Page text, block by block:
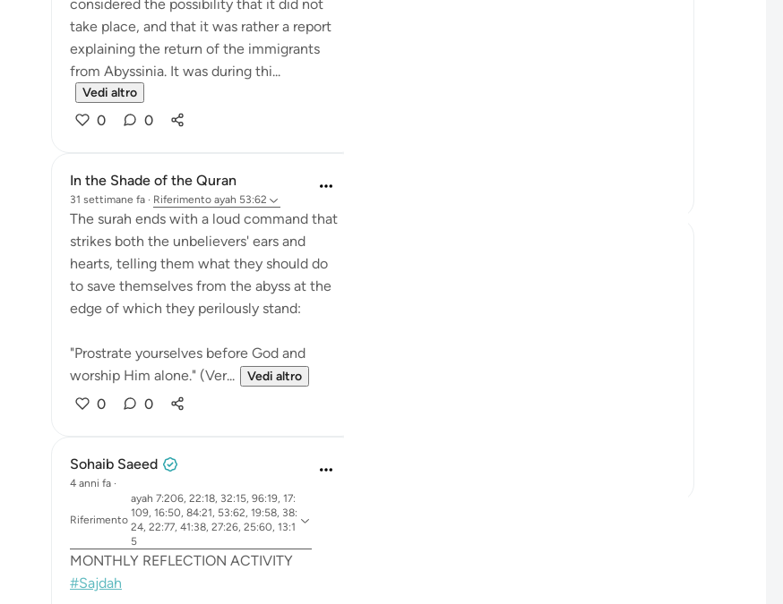
considered the possibility that it did not
take place, and that it was rather a report
explaining the return of the immigrants
from Abyssinia. It was during thi...
Vedi altro
0 0
In the Shade of the Quran
31 settimane fa · Riferimento ayah 53:62
The surah ends with a loud command that
strikes both the unbelievers' ears and
hearts, telling them what they should do
to save themselves from the abyss at the
edge of which they perilously stand:
"Prostrate yourselves before God and
worship Him alone." (Ver...
Vedi altro
0 0
Sohaib Saeed
4 anni fa ·
Riferimento
ayah 7:206, 22:18, 32:15, 96:19, 17:
109, 16:50, 84:21, 53:62, 19:58, 38:
24, 22:77, 41:38, 27:26, 25:60, 13:1
5
MONTHLY REFLECTION ACTIVITY
#Sajdah